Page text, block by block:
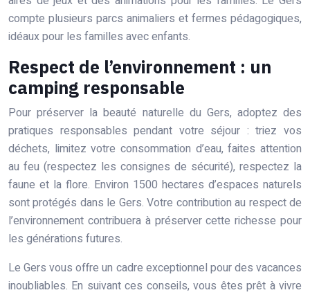
compte plusieurs parcs animaliers et fermes pédagogiques,
idéaux pour les familles avec enfants.
Respect de l’environnement : un
camping responsable
Pour préserver la beauté naturelle du Gers, adoptez des
pratiques responsables pendant votre séjour : triez vos
déchets, limitez votre consommation d’eau, faites attention
au feu (respectez les consignes de sécurité), respectez la
faune et la flore. Environ 1500 hectares d’espaces naturels
sont protégés dans le Gers. Votre contribution au respect de
l’environnement contribuera à préserver cette richesse pour
les générations futures.
Le Gers vous offre un cadre exceptionnel pour des vacances
inoubliables. En suivant ces conseils, vous êtes prêt à vivre